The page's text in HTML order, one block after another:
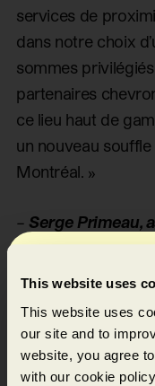
This website uses
This website uses
our site and to
website, you agree
with our cookie
services de
dans notre choix
sommes
partenaires
ce lieu haut de
un nouveau
Montréal. »
– Serge Primeau,
À propos de
Leader dans le
infolettre